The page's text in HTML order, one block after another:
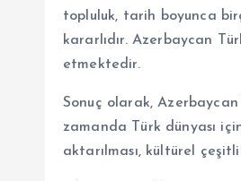
topluluk, tarih boyunca
kararlıdır. Azerbaycan
etmektedir.
Sonuç olarak,
zamanda Türk dünyası
aktarılması, kültürel